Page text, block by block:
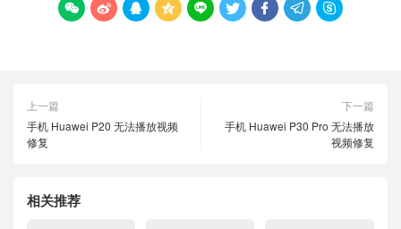
        
上一篇
手机 Huawei P20 无法播放视频
修复
下一篇
手机 Huawei P30 Pro 无法播放
视频修复
相关推荐